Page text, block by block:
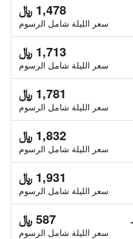
1,478 ﷼
سعر الليلة شامل الرسوم
1,713 ﷼
سعر الليلة شامل الرسوم
1,781 ﷼
سعر الليلة شامل الرسوم
1,832 ﷼
سعر الليلة شامل الرسوم
1,931 ﷼
سعر الليلة شامل الرسوم
587 ﷼
سعر الليلة شامل الرسوم